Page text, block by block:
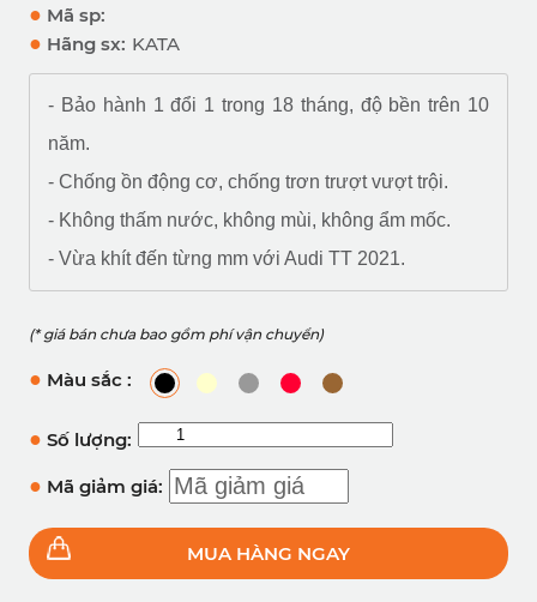
● Mã sp:
● Hãng sx: KATA
- Bảo hành 1 đổi 1 trong 18 tháng, độ bền trên 10
năm.
- Chống ồn động cơ, chống trơn trượt vượt trội.
- Không thấm nước, không mùi, không ẩm mốc.
- Vừa khít đến từng mm với Audi TT 2021.
(* giá bán chưa bao gồm phí vận chuyển)
● Màu sắc :
● Số lượng:
● Mã giảm giá:
MUA HÀNG NGAY